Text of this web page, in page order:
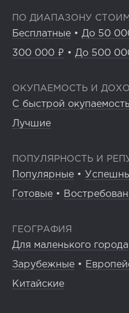
ПО ДИАПАЗОНУ
Бесплатные • До 50
300 000 ₽ • До 500
ОКУПАЕМОСТЬ И
С быстрой
Лучшие
ПОПУЛЯРНОСТЬ И
Популярные •
Готовые •
ГЕОГРАФИЯ
Для маленького города
Зарубежные •
Китайские